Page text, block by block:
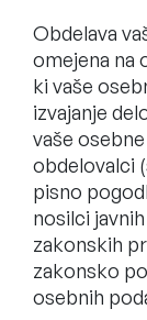
Obdelava
omejena na
ki vaše
izvajanje
vaše
obdelovalci
pisno
nosilci
zakonskih
zakonsko
osebnih